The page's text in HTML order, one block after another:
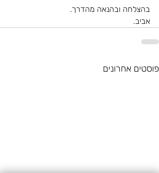
בהצלחה ובהנאה מהדרך.
אביב.
פוסטים אחרונים